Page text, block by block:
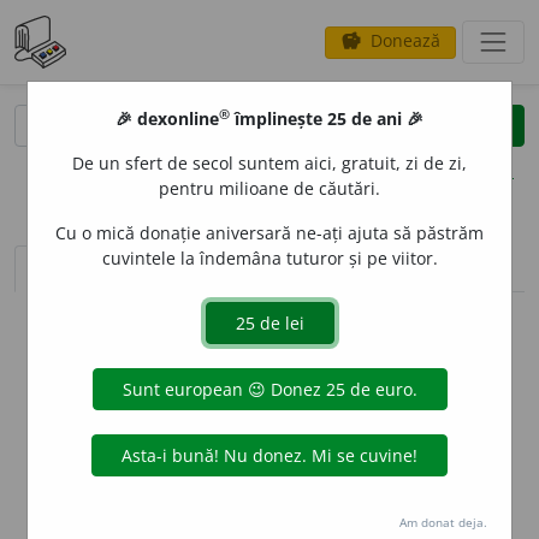
savings Donează
clear
opțiuni
sinteza definițiilor (1) definiții (14) declinări
info
Aceste definiții sunt compilate de
echipa dexonline. Definițiile
originale se află pe filadefiniții.
preferințe
🎉 dexonline® împlinește 25 de ani 🎉
De un sfert de secol suntem aici, gratuit, zi de zi,
pentru milioane de căutări.
Cu o mică donație aniversară ne-ați ajuta să păstrăm
cuvintele la îndemâna tuturor și pe viitor.
Am donat deja.